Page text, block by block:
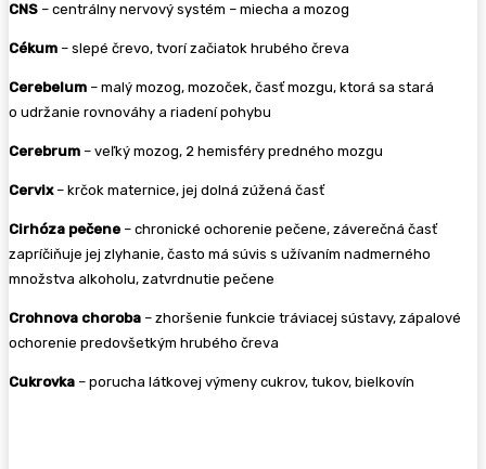
CNS – centrálny nervový systém – miecha a mozog
Cékum – slepé črevo, tvorí začiatok hrubého čreva
Cerebelum – malý mozog, mozoček, časť mozgu, ktorá sa stará
o udržanie rovnováhy a riadení pohybu
Cerebrum – veľký mozog, 2 hemisféry predného mozgu
Cervix– krčok maternice, jej dolná zúžená časť
Cirhóza pečene – chronické ochorenie pečene, záverečná časť
zapríčiňuje jej zlyhanie, často má súvis s užívaním nadmerného
množstva alkoholu, zatvrdnutie pečene
Crohnova choroba – zhoršenie funkcie tráviacej sústavy, zápalové
ochorenie predovšetkým hrubého čreva
Cukrovka – porucha látkovej výmeny cukrov, tukov, bielkovín